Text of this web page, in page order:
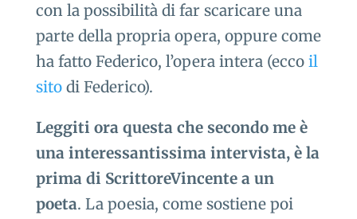
con la possibilità di far scaricare una
parte della propria opera, oppure come
ha fatto Federico, l’opera intera (ecco il
sitodi Federico).
Leggiti ora questa che secondo me è
una interessantissima intervista, è la
prima di ScrittoreVincente a un
poeta. La poesia, come sostiene poi